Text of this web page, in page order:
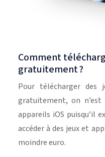
Comment
gratuitement ?
Pour télécharger des
gratuitement, on
appareils iOS puisqu’il
accéder à des jeux et
moindre euro.